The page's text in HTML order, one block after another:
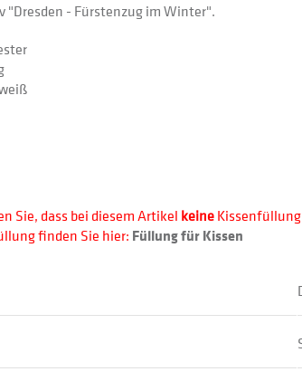
"Dresden - Fürstenzug im Winter".
Sie, dass bei diesem Artikel keine
finden Sie hier: Füllung für Kissen